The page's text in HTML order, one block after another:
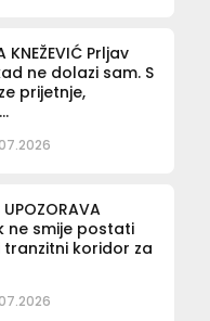
KNEŽEVIĆ Prljav
ne dolazi sam. S
prijetnje,
ne smije postati
koridor za